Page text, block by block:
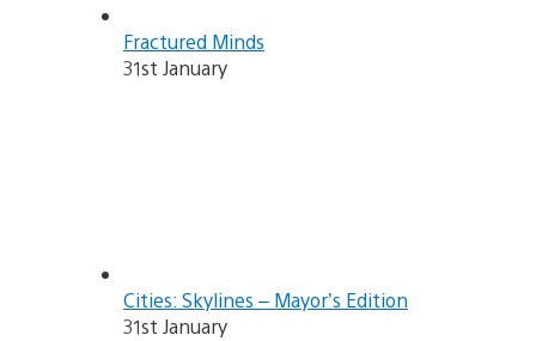
Fractured Minds
31st January
Cities: Skylines – Mayor’s Edition
31st January